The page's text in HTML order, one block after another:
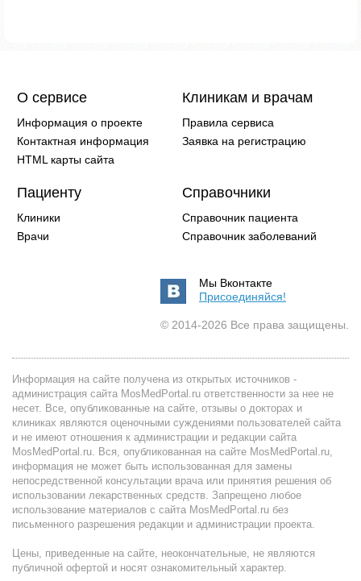
О сервисе
Информация о проекте
Контактная информация
HTML карты сайта
Клиникам и врачам
Правила сервиса
Заявка на регистрацию
Пациенту
Клиники
Врачи
Справочники
Справочник пациента
Справочник заболеваний
Мы Вконтакте
Присоединяйся!
© 2014-2026 Все права защищены.
Информация на сайте получена из открытых источников -
администрация сайта MosMedPortal.ru ответственности за нее не
несет. Все, опубликованные на сайте, отзывы о докторах и
клиниках являются оценочными суждениями пользователей сайта
и не имеют отношения к администрации и редакции сайта
MosMedPortal.ru. Вся, опубликованная на сайте MosMedPortal.ru,
информация не может быть использованная для замены
непосредственной консультации врача или принятия решения об
использовании лекарственных средств. Запрещено любое
использование материалов с сайта MosMedPortal.ru без
письменного разрешения редакции и администрации проекта.
Цены, приведенные на сайте, неокончательные, не являются
публичной офертой и носят ознакомительный характер.